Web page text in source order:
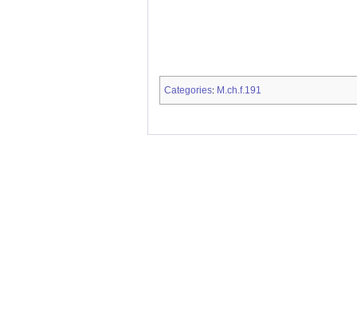
Categories: M.ch.f.191